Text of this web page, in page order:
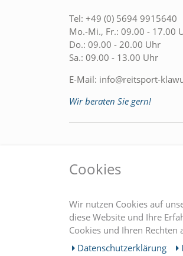
Tel: +49 (0) 5694 9915640
Mo.-Mi., Fr.: 09.00 - 17.00
Do.: 09.00 - 20.00 Uhr
Sa.: 09.00 - 13.00 Uhr
E-Mail: info@reitsport-
Wir beraten Sie gern!
» Versandkosten
» Widerrufsrecht
» Widerrufsformular
Cookies
Wir nutzen Cookies auf
diese Website und Ihre
Cookies und Ihren Rechten
Daten­schutz­erklärung